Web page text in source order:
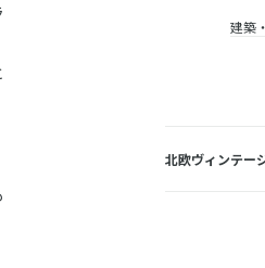
建築
北欧ヴィンテー